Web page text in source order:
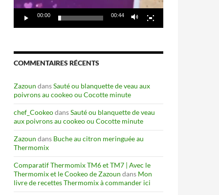
00:00 00:44
COMMENTAIRES RÉCENTS
Zazoun dansSauté ou blanquette de veau aux
poivrons au cookeo ou Cocotte minute
chef_CookeodansSauté ou blanquette de veau
aux poivrons au cookeo ou Cocotte minute
Zazoun dans Buche au citron meringuée au
Thermomix
Comparatif Thermomix TM6 et TM7 | Avec le
Thermomix et le Cookeo de Zazoun dans Mon
livre de recettes Thermomix à commander ici